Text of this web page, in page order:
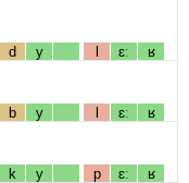
d y l ɛː ʁ
b y l ɛː ʁ
k y p ɛː ʁ